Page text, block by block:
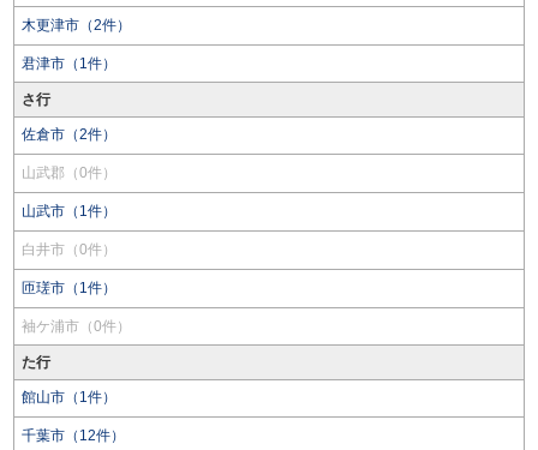
木更津市（2件）
君津市（1件）
さ行
佐倉市（2件）
山武郡（0件）
山武市（1件）
白井市（0件）
匝瑳市（1件）
袖ケ浦市（0件）
た行
館山市（1件）
千葉市（12件）